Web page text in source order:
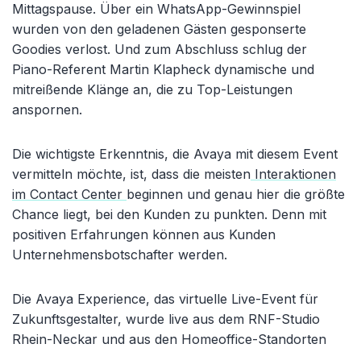
Mittagspause. Über ein WhatsApp-Gewinnspiel
wurden von den geladenen Gästen gesponserte
Goodies verlost. Und zum Abschluss schlug der
Piano-Referent Martin Klapheck dynamische und
mitreißende Klänge an, die zu Top-Leistungen
anspornen.
Die wichtigste Erkenntnis, die Avaya mit diesem Event
vermitteln möchte, ist, dass die meisten Interaktionen
im Contact Center beginnen und genau hier die größte
Chance liegt, bei den Kunden zu punkten. Denn mit
positiven Erfahrungen können aus Kunden
Unternehmensbotschafter werden.
Die Avaya Experience, das virtuelle Live-Event für
Zukunftsgestalter, wurde live aus dem RNF-Studio
Rhein-Neckar und aus den Homeoffice-Standorten